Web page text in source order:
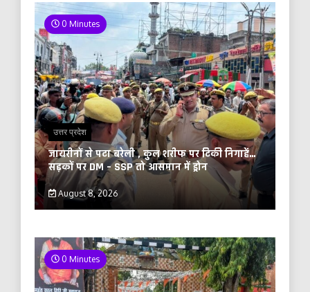
0 Minutes
उत्तर प्रदेश
जायरीनों से पटा बरेली , कुल शरीफ पर टिकी निगाहें…
सड़कों पर DM – SSP तो आसमान में ड्रोन
August 8, 2026
0 Minutes